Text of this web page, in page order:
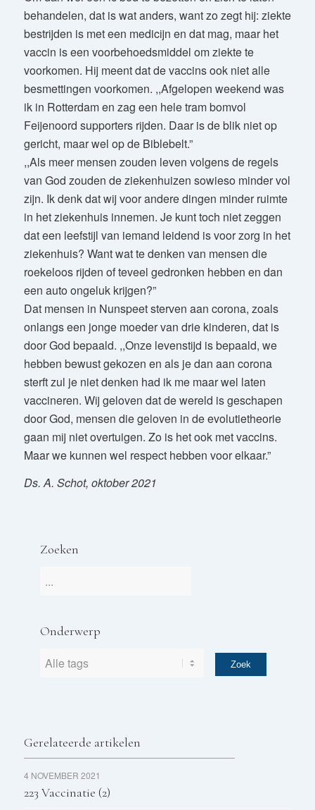
behandelen, dat is wat anders, want zo zegt hij: ziekte
bestrijden is met een medicijn en dat mag, maar het
vaccin is een voorbehoedsmiddel om ziekte te
voorkomen. Hij meent dat de vaccins ook niet alle
besmettingen voorkomen. ,,Afgelopen weekend was
ik in Rotterdam en zag een hele tram bomvol
Feijenoord supporters rijden. Daar is de blik niet op
gericht, maar wel op de Biblebelt.”
,,Als meer mensen zouden leven volgens de regels
van God zouden de ziekenhuizen sowieso minder vol
zijn. Ik denk dat wij voor andere dingen minder ruimte
in het ziekenhuis innemen. Je kunt toch niet zeggen
dat een leefstijl van iemand leidend is voor zorg in het
ziekenhuis? Want wat te denken van mensen die
roekeloos rijden of teveel gedronken hebben en dan
een auto ongeluk krijgen?”
Dat mensen in Nunspeet sterven aan corona, zoals
onlangs een jonge moeder van drie kinderen, dat is
door God bepaald. ,,Onze levenstijd is bepaald, we
hebben bewust gekozen en als je dan aan corona
sterft zul je niet denken had ik me maar wel laten
vaccineren. Wij geloven dat de wereld is geschapen
door God, mensen die geloven in de evolutietheorie
gaan mij niet overtuigen. Zo is het ook met vaccins.
Maar we kunnen wel respect hebben voor elkaar.”
Ds. A. Schot, oktober 2021
Zoeken
Onderwerp
Gerelateerde artikelen
4 NOVEMBER 2021
223 Vaccinatie (2)